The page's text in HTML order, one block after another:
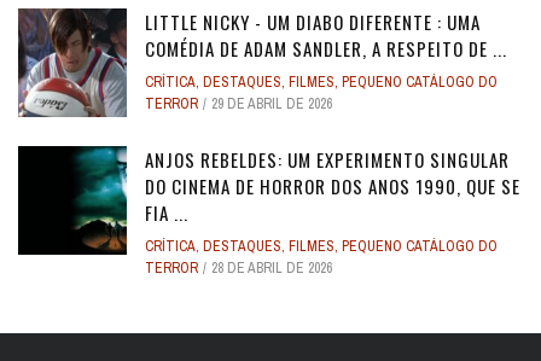
LITTLE NICKY - UM DIABO DIFERENTE : UMA
COMÉDIA DE ADAM SANDLER, A RESPEITO DE ...
CRÍTICA, DESTAQUES, FILMES, PEQUENO CATÁLOGO DO
TERROR
29 DE ABRIL DE 2026
ANJOS REBELDES: UM EXPERIMENTO SINGULAR
DO CINEMA DE HORROR DOS ANOS 1990, QUE SE
FIA ...
CRÍTICA, DESTAQUES, FILMES, PEQUENO CATÁLOGO DO
TERROR
28 DE ABRIL DE 2026